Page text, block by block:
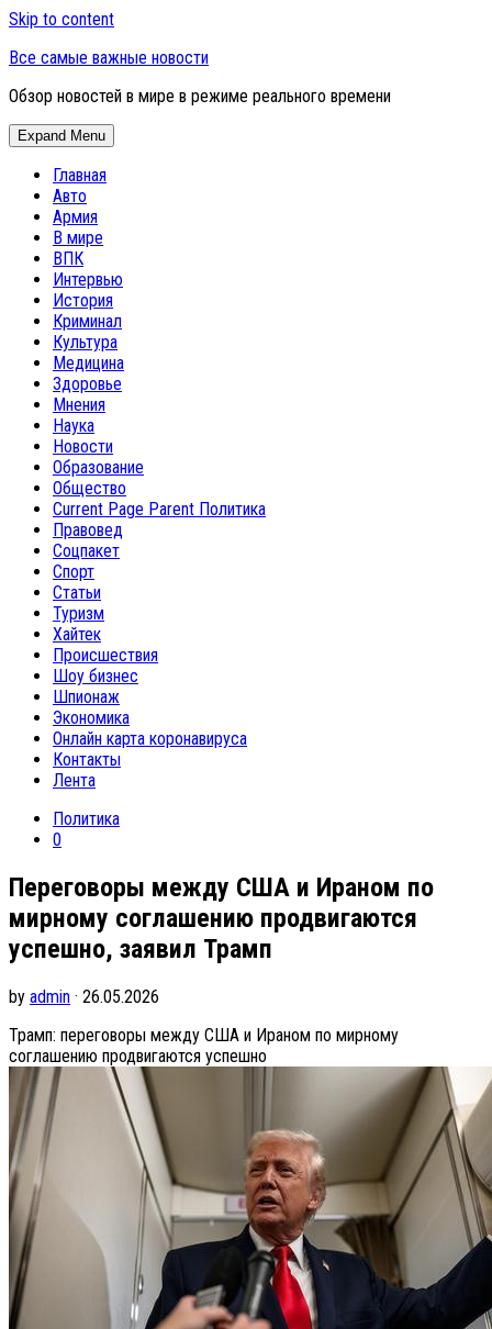
Skip to content
Все самые важные новости
Обзор новостей в мире в режиме реального времени
Expand Menu
Главная
Авто
Армия
В мире
ВПК
Интервью
История
Криминал
Культура
Медицина
Здоровье
Мнения
Наука
Новости
Образование
Общество
Current Page Parent Политика
Правовед
Соцпакет
Спорт
Статьи
Туризм
Хайтек
Происшествия
Шоу бизнес
Шпионаж
Экономика
Онлайн карта коронавируса
Контакты
Лента
Политика
0
Переговоры между США и Ираном по
мирному соглашению продвигаются
успешно, заявил Трамп
by admin · 26.05.2026
Трамп: переговоры между США и Ираном по мирному
соглашению продвигаются успешно